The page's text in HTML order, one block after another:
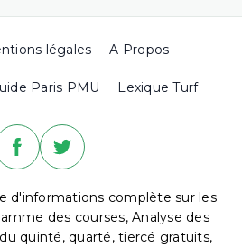
légales A Propos
Paris PMU Lexique Turf
d'informations complète sur les
des courses, Analyse des
quinté, quarté, tiercé gratuits,